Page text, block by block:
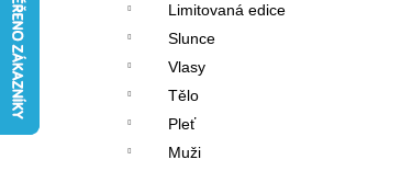
Limitovaná edice
Slunce
Vlasy
Tělo
Pleť
Muži